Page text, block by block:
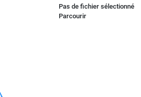
Pas de fichier sélectionné
Parcourir